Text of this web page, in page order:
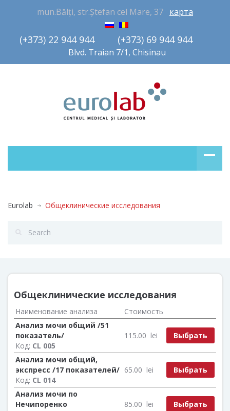
mun.Bălți, str.Ștefan cel Mare, 37 карта
(+373) 22 944 944         (+373) 69 944 944
Blvd. Traian 7/1, Chisinau
Eurolab Общеклинические исследования
Общеклинические исследования
Наименование анализа
Стоимость
Анализ мочи общий /51
показатель/
Код: CL 005
115.00 lei Выбрать
Анализ мочи общий,
экспресс /17 показателей/
Код: CL 014
65.00 lei Выбрать
Анализ мочи по
Нечипоренко
85.00 lei Выбрать